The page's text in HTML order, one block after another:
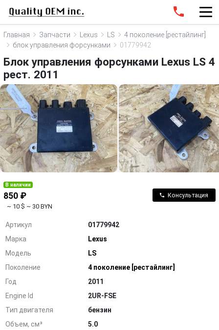
Главная Запчасти Lexus LS
4 поколение [рестайлинг]
блок управления форсунками
01779942
Блок управления форсунками Lexus LS 4
рест. 2011
В наличии
850 ₽
~ 10 $ ~ 30 BYN
Консультация
Артикул
01779942
Марка
Lexus
Модель
LS
Поколение
4 поколение [рестайлинг]
Год
2011
Engine Id
2UR-FSE
Тип двигателя
бензин
Объем, см³
5.0